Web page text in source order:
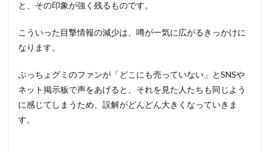
と、その印象が強く残るものです。
こういった目撃情報の減少は、噂が一気に広がるきっかけに
なります。
ぷっちょグミのファンが「どこにも売っていない」とSNSや
ネット掲示板で声をあげると、それを見た人たちも同じよう
に感じてしまうため、誤解がどんどん大きくなっていきま
す。